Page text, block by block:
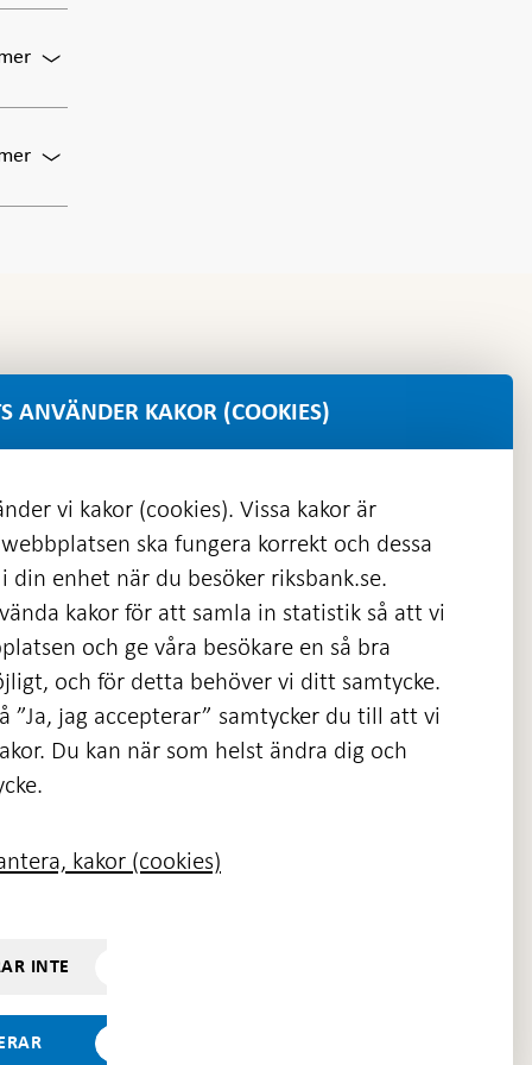
Conference
Ekonomiska
och
penningpolitik
För
stabilitet
publiceras
För
om
ANVÄNDER KAKOR (COOKIES)
vi kakor (cookies). Vissa kakor är
ska fungera korrekt och dessa
din enhet när du besöker riksbank.se.
kakor för att samla in statistik så att vi
och ge våra besökare en så bra
och för detta behöver vi ditt samtycke.
”Ja, jag accepterar” samtycker du till att vi
Du kan när som helst ändra dig och
kakor (cookies)
INTE